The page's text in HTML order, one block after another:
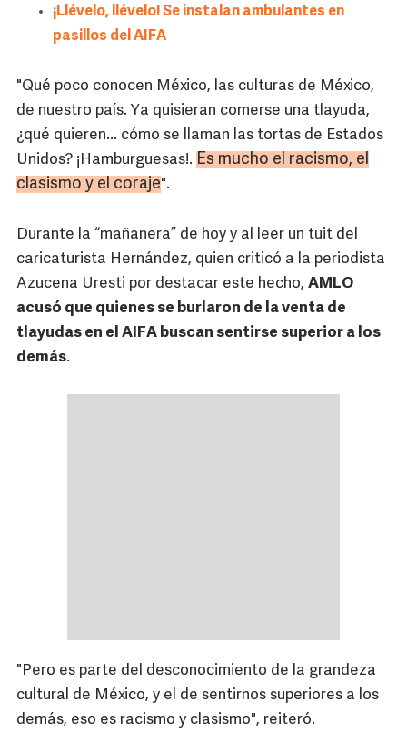
¡Llévelo, llévelo! Se instalan ambulantes en
pasillos del AIFA
"Qué poco conocen México, las culturas de México,
de nuestro país. Ya quisieran comerse una tlayuda,
¿qué quieren... cómo se llaman las tortas de Estados
Unidos? ¡Hamburguesas!. Es mucho el racismo, el
clasismo y el coraje".
Durante la “mañanera” de hoy y al leer un tuit del
caricaturista Hernández, quien criticó a la periodista
Azucena Uresti por destacar este hecho, AMLO
acusó que quienes se burlaron de la venta de
tlayudas en el AIFA buscan sentirse superior a los
demás.
"Pero es parte del desconocimiento de la grandeza
cultural de México, y el de sentirnos superiores a los
demás, eso es racismo y clasismo", reiteró.